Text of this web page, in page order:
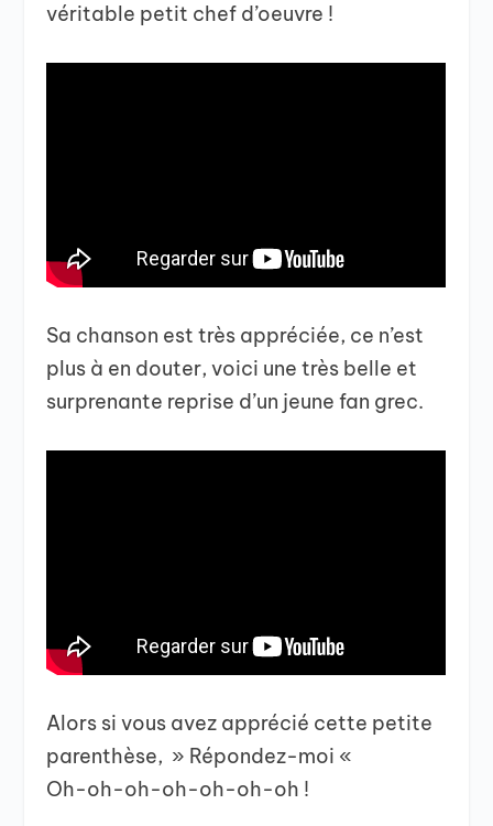
véritable petit chef d’oeuvre !
Sa chanson est très appréciée, ce n’est
plus à en douter, voici une très belle et
surprenante reprise d’un jeune fan grec.
Alors si vous avez apprécié cette petite
parenthèse, » Répondez-moi «
Oh-oh-oh-oh-oh-oh-oh !